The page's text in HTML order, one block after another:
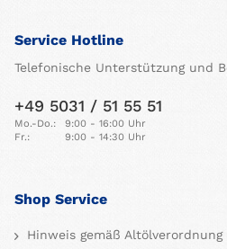
Service Hotline
Telefonische Unterstützung und
+49 5031 / 51 55 51
Mo.-Do.:
9:00 - 16:00 Uhr
Fr.:
9:00 - 14:30 Uhr
Shop Service
Hinweis gemäß Altölverordnung